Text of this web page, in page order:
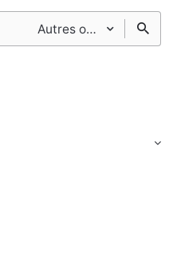
Autres objets publicitaires